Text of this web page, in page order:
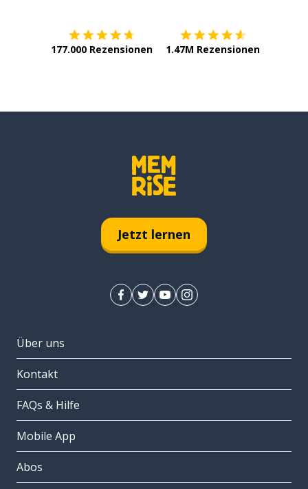
177.000 Rezensionen 1.47M Rezensionen
Jetzt lernen
Über uns
Kontakt
FAQs & Hilfe
Mobile App
Abos